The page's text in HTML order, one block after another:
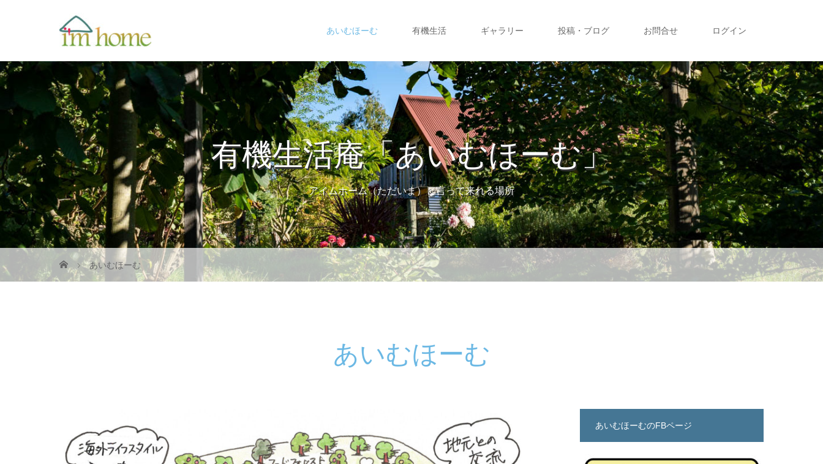
あいむほーむ 有機生活 ギャラリー 投稿・ブログ お問合せ ログイン
有機生活庵「あいむほーむ」
アイムホーム（ただいま）と言って来れる場所
あいむほーむ
あいむほーむ
あいむほーむのFBページ